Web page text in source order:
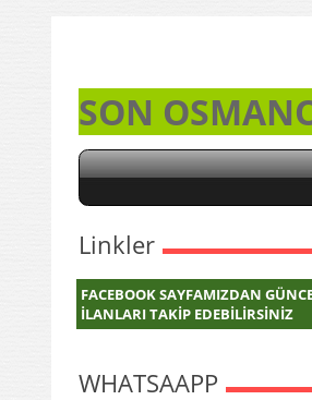
SON
Linkler
FACEBOOK SAYFAMIZDAN
İLANLARI TAKİP EDEBİLİRSİNİZ
WHATSAAPP